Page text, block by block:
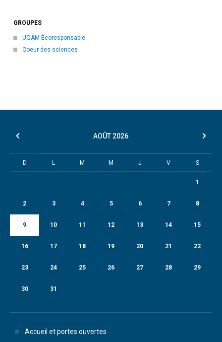
GROUPES
UQAM Écoresponsable
Coeur des sciences
AOÛT 2026
D L M M J V S
1
2 3 4 5 6 7 8
9 10 11 12 13 14 15
16 17 18 19 20 21 22
23 24 25 26 27 28 29
30 31
Accueil et portes ouvertes